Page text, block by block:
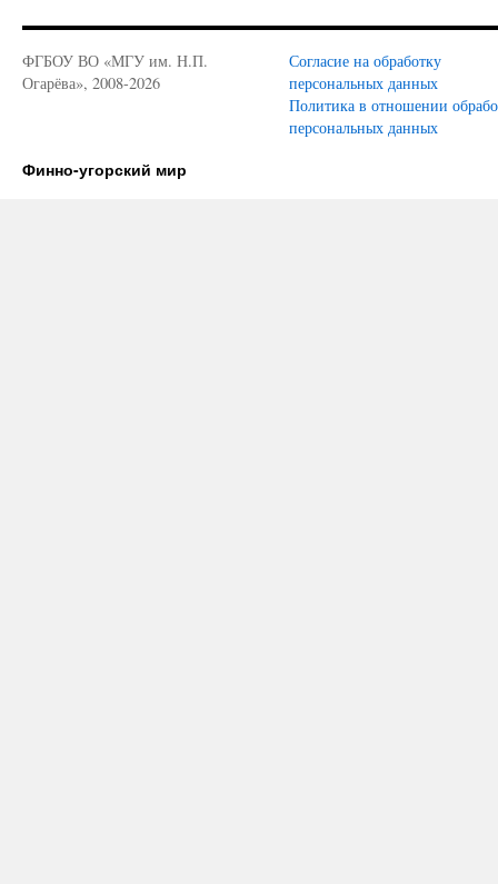
ФГБОУ ВО «МГУ им. Н.П.
Огарёва», 2008-2026
Согласие на обработку
персональных данных
Политика в отношении
персональных данных
Финно-угорский мир